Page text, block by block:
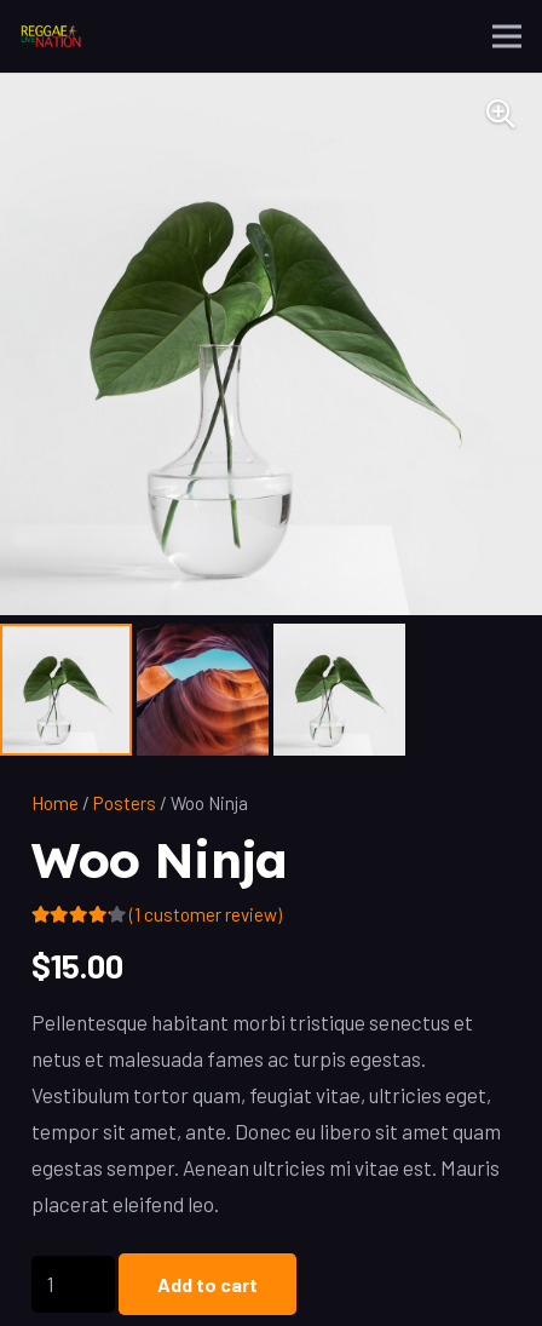
Home / Posters / Woo Ninja
Woo Ninja
1
customer rating
(1 customer review)
$15.00
Pellentesque habitant morbi tristique senectus et
netus et malesuada fames ac turpis egestas.
Vestibulum tortor quam, feugiat vitae, ultricies eget,
tempor sit amet, ante. Donec eu libero sit amet quam
egestas semper. Aenean ultricies mi vitae est. Mauris
placerat eleifend leo.
Woo
Add to cart